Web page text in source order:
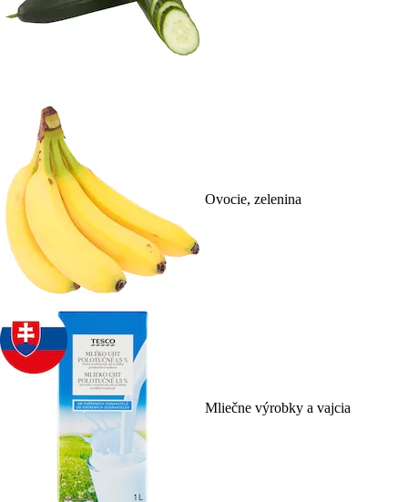
Ovocie, zelenina
Mliečne výrobky a vajcia